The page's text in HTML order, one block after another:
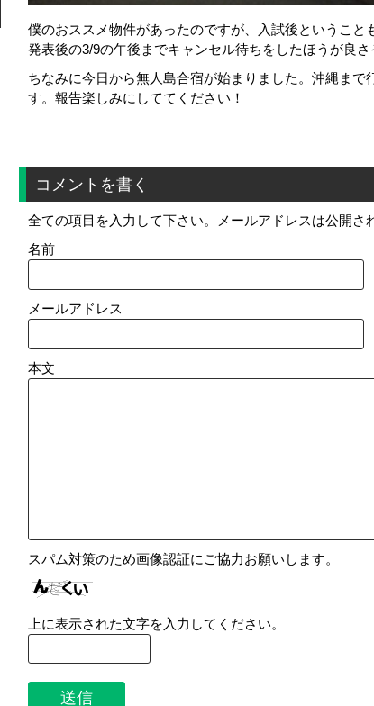
僕のおススメ物件があったのですが、入試後というこ
発表後の3/9の午後までキャンセル待ちをしたほうが良さ
ちなみに今日から無人島合宿が始まりました。沖縄ま
す。報告楽しみにしててください！
コメントを書く
全ての項目を入力して下さい。メールアドレスは公開さ
名前
メールアドレス
本文
スパム対策のため画像認証にご協力お願いします。
上に表示された文字を入力してください。